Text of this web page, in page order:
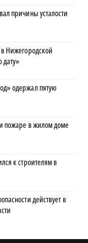
причины усталости
Нижегородской
одержал пятую
пожаре в жилом доме
к строителям в
действует в